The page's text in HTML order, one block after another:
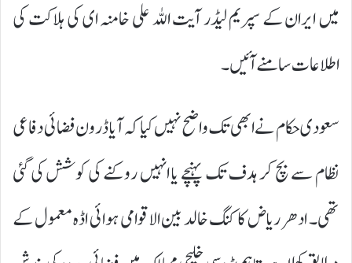
میں ایران کے سپریم لیڈر آیت اللہ علی خامنہ ای کی ہلاکت کی
اطلاعات سامنے آئیں۔
سعودی حکام نے ابھی تک واضح نہیں کیا کہ آیا ڈرون فضائی دفاعی
نظام سے بچ کر ہدف تک پہنچے یا انہیں روکنے کی کوشش کی گئی
تھی۔ ادھر ریاض کا کنگ خالد بین الاقوامی ہوائی اڈہ معمول کے